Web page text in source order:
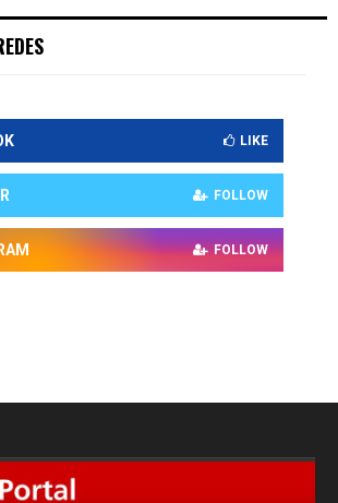
LIKE
FOLLOW
FOLLOW